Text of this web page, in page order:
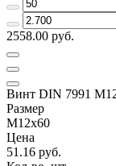
2558.00 руб.
Винт DIN 7991
Размер
M12х60
Цена
51.16 руб.